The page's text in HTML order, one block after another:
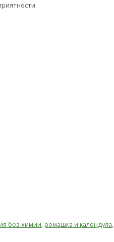
без химии,ромашка и календула,